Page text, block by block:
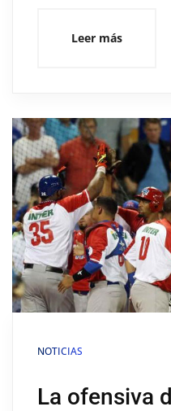
Leer más
NOTICIAS
La ofensiva